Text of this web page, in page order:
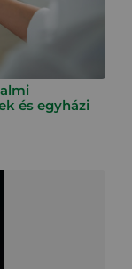
és egyházi